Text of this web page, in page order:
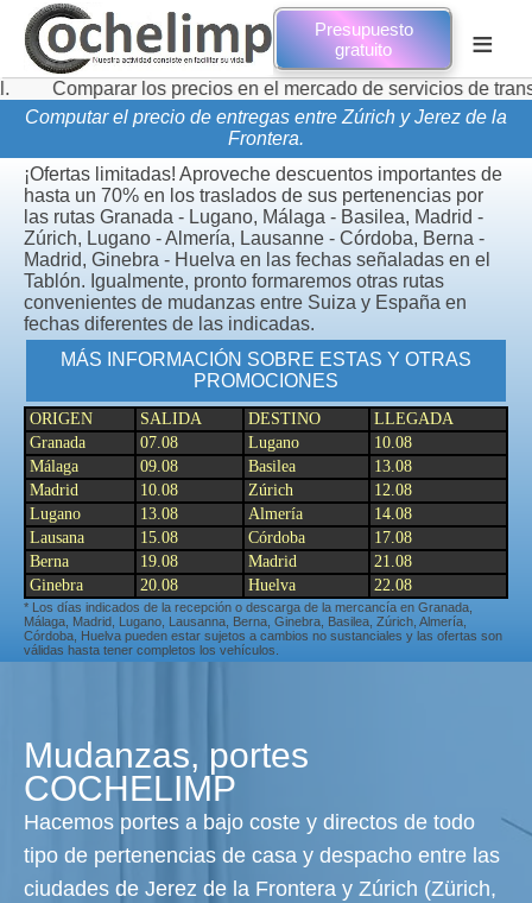
Presupuesto
gratuito
≡
los precios en el mercado de servicios de transporte de
Computar el precio de entregas entre Zúrich y Jerez de la
Frontera.
¡Ofertas limitadas! Aproveche descuentos importantes de
hasta un 70% en los traslados de sus pertenencias por
las rutas Granada - Lugano, Málaga - Basilea, Madrid -
Zúrich, Lugano - Almería, Lausanne - Córdoba, Berna -
Madrid, Ginebra - Huelva en las fechas señaladas en el
Tablón. Igualmente, pronto formaremos otras rutas
convenientes de mudanzas entre Suiza y España en
fechas diferentes de las indicadas.
MÁS INFORMACIÓN SOBRE ESTAS Y OTRAS
PROMOCIONES
ORIGEN SALIDA DESTINO
LLEGADA
Granada
07.08 Lugano
10.08
Málaga
09.08 Basilea
13.08
Madrid
10.08 Zúrich
12.08
Lugano
13.08 Almería
14.08
Lausana
15.08 Córdoba
17.08
Berna
19.08 Madrid
21.08
Ginebra
20.08 Huelva 22.08
* Los días indicados de la recepción o descarga de la mercancía en Granada,
Málaga, Madrid, Lugano, Lausanna, Berna, Ginebra, Basilea, Zúrich, Almería,
Córdoba, Huelva pueden estar sujetos a cambios no sustanciales y las ofertas son
válidas hasta tener completos los vehículos.
Mudanzas, portes
COCHELIMP
Hacemos portes a bajo coste y directos de todo
tipo de pertenencias de casa y despacho entre las
ciudades de Jerez de la Frontera y Zúrich (Zürich,